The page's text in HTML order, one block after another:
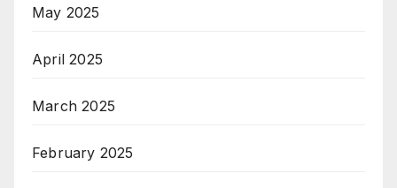
May 2025
April 2025
March 2025
February 2025